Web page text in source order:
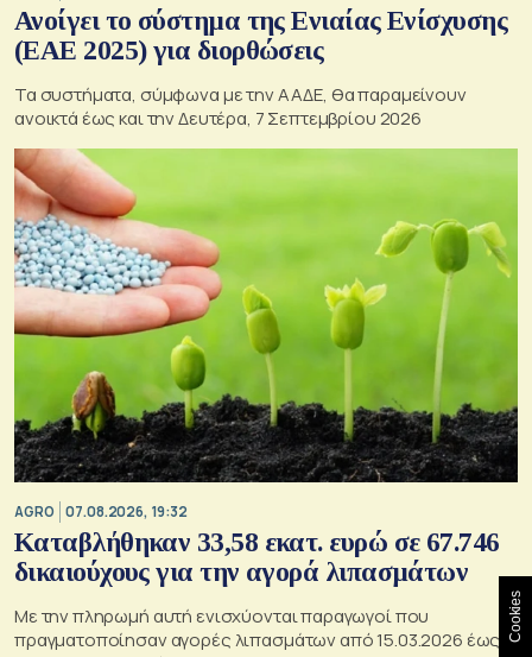
Ανοίγει το σύστημα της Ενιαίας Ενίσχυσης
(ΕΑΕ 2025) για διορθώσεις
Τα συστήματα, σύμφωνα με την ΑΑΔΕ, θα παραμείνουν
ανοικτά έως και την Δευτέρα, 7 Σεπτεμβρίου 2026
AGRO 07.08.2026, 19:32
Καταβλήθηκαν 33,58 εκατ. ευρώ σε 67.746
δικαιούχους για την αγορά λιπασμάτων
Με την πληρωμή αυτή ενισχύονται παραγωγοί που
πραγματοποίησαν αγορές λιπασμάτων από 15.03.2026 έως Cookies